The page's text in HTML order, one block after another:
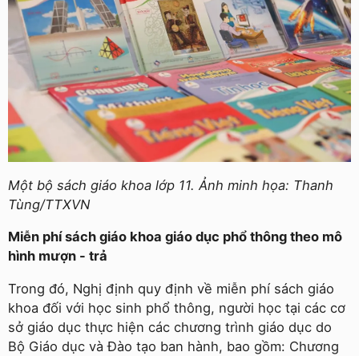
Một bộ sách giáo khoa lớp 11. Ảnh minh họa: Thanh
Tùng/TTXVN
Miễn phí sách giáo khoa giáo dục phổ thông theo mô
hình mượn - trả
Trong đó, Nghị định quy định về miễn phí sách giáo
khoa đối với học sinh phổ thông, người học tại các cơ
sở giáo dục thực hiện các chương trình giáo dục do
Bộ Giáo dục và Đào tạo ban hành, bao gồm: Chương